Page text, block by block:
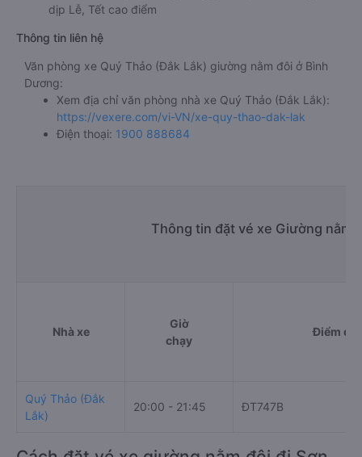
dịp Lễ, Tết cao điểm
Thông tin liên hệ
Văn phòng xe Quý Thảo (Đắk Lắk) giường nằm đôi ở Bình
Dương:
Xem địa chỉ văn phòng nhà xe Quý Thảo (Đắk Lắk):
https://vexere.com/vi-VN/xe-quy-thao-dak-lak
Điện thoại: 1900 888684
Thông tin đặt vé xe Giường nằm
Nhà xe
Giờ
chạy
Điểm đi
Quý Thảo (Đắk
Lắk)
20:00 - 21:45 ĐT747B